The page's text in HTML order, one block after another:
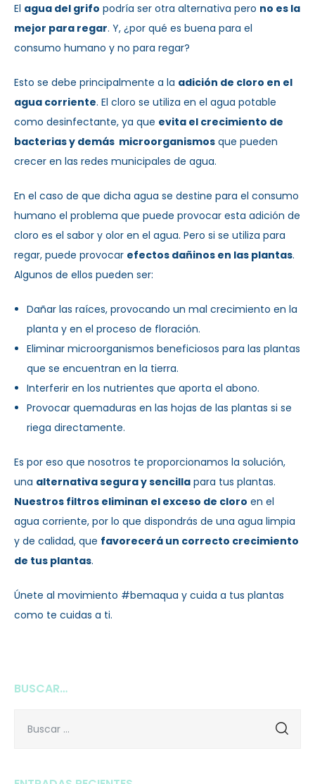
El agua del grifo podría ser otra alternativa pero no es la
mejor para regar. Y, ¿por qué es buena para el
consumo humano y no para regar?
Esto se debe principalmente a la adición de cloro en el
agua corriente. El cloro se utiliza en el agua potable
como desinfectante, ya que evita el crecimiento de
bacterias y demás microorganismos que pueden
crecer en las redes municipales de agua.
En el caso de que dicha agua se destine para el consumo
humano el problema que puede provocar esta adición de
cloro es el sabor y olor en el agua. Pero si se utiliza para
regar, puede provocar efectos dañinos en las plantas.
Algunos de ellos pueden ser:
Dañar las raíces, provocando un mal crecimiento en la
planta y en el proceso de floración.
Eliminar microorganismos beneficiosos para las plantas
que se encuentran en la tierra.
Interferir en los nutrientes que aporta el abono.
Provocar quemaduras en las hojas de las plantas si se
riega directamente.
Es por eso que nosotros te proporcionamos la solución,
una alternativa segura y sencilla para tus plantas.
Nuestros filtros eliminan el exceso de cloro en el
agua corriente, por lo que dispondrás de una agua limpia
y de calidad, que favorecerá un correcto crecimiento
de tus plantas.
Únete al movimiento #bemaqua y cuida a tus plantas
como te cuidas a ti.
BUSCAR…